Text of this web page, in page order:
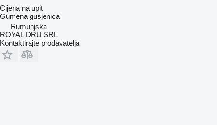
Cijena na upit
Gumena gusjenica
Rumunjska
ROYAL DRU SRL
Kontaktirajte prodavatelja